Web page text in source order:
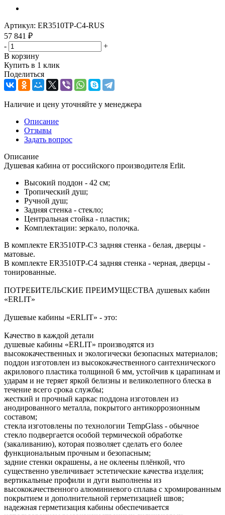
Артикул: ER3510TP-C4-RUS
57 841 ₽
-
+
В корзину
Купить в 1 клик
Поделиться
Наличие и цену уточняйте у менеджера
Описание
Отзывы
Задать вопрос
Описание
Душевая кабина от российского производителя Erlit.
Высокий поддон - 42 см;
Тропический душ;
Ручной душ;
Задняя стенка - стекло;
Центральная стойка - пластик;
Комплектации: зеркало, полочка.
В комплекте ER3510TP-C3 задняя стенка - белая, дверцы -
матовые.
В комплекте ER3510TP-C4 задняя стенка - черная, дверцы -
тонированные.
ПОТРЕБИТЕЛЬСКИЕ ПРЕИМУЩЕСТВА душевых кабин
«ERLIT»
Душевые кабины «ERLIT» - это:
Качество в каждой детали
душевые кабины «ERLIT» производятся из
высококачественных и экологически безопасных материалов;
поддон изготовлен из высококачественного сантехнического
акрилового пластика толщиной 6 мм, устойчив к царапинам и
ударам и не теряет яркой белизны и великолепного блеска в
течение всего срока службы;
жесткий и прочный каркас поддона изготовлен из
анодированного металла, покрытого антикоррозионным
составом;
стекла изготовлены по технологии TempGlass - обычное
стекло подвергается особой термической обработке
(закаливанию), которая позволяет сделать его более
функциональным прочным и безопасным;
задние стенки окрашены, а не оклеены плёнкой, что
существенно увеличивает эстетические качества изделия;
вертикальные профили и дуги выполнены из
высококачественного алюминиевого сплава с хромированным
покрытием и дополнительной герметизацией швов;
надежная герметизация кабины обеспечивается